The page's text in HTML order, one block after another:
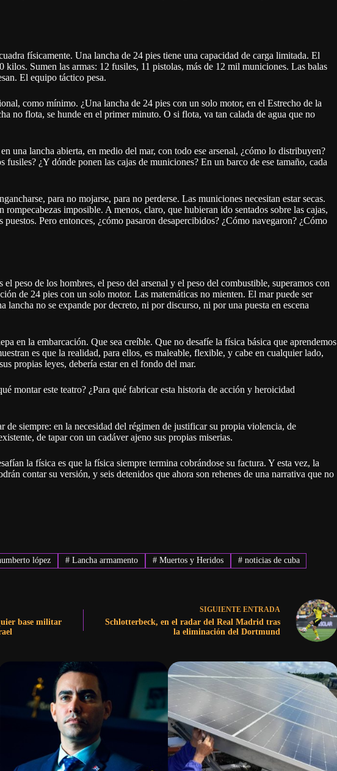
físicamente. Una lancha de 24 pies tiene una capacidad de carga limitada. El
kilos. Sumen las armas: 12 fusiles, 11 pistolas, más de 12 mil municiones. Las balas
El equipo táctico pesa.
como mínimo. ¿Una lancha de 24 pies con un solo motor, en el Estrecho de la
no flota, se hunde en el primer minuto. O si flota, va tan calada de agua que no
una lancha abierta, en medio del mar, con todo ese arsenal, ¿cómo lo distribuyen?
fusiles? ¿Y dónde ponen las cajas de municiones? En un barco de ese tamaño, cada
para no mojarse, para no perderse. Las municiones necesitan estar secas.
rompecabezas imposible. A menos, claro, que hubieran ido sentados sobre las cajas,
Pero entonces, ¿cómo pasaron desapercibidos? ¿Cómo navegaron? ¿Cómo
peso de los hombres, el peso del arsenal y el peso del combustible, superamos con
de 24 pies con un solo motor. Las matemáticas no mienten. El mar puede ser
lancha no se expande por decreto, ni por discurso, ni por una puesta en escena
en la embarcación. Que sea creíble. Que no desafíe la física básica que aprendemos
es que la realidad, para ellos, es maleable, flexible, y cabe en cualquier lado,
propias leyes, debería estar en el fondo del mar.
montar este teatro? ¿Para qué fabricar esta historia de acción y heroicidad
de siempre: en la necesidad del régimen de justificar su propia violencia, de
de tapar con un cadáver ajeno sus propias miserias.
la física es que la física siempre termina cobrándose su factura. Y esta vez, la
contar su versión, y seis detenidos que ahora son rehenes de una narrativa que no
lópez # Lancha armamento #Muertos y Heridos #noticias de cuba
base militar
SIGUIENTE ENTRADA
Schlotterbeck, en el radar del Real Madrid tras
la eliminación del Dortmund